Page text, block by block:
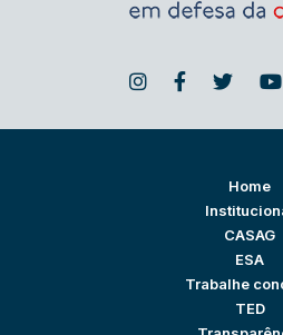
Home
CASAG
ESA
Trabalhe
TED